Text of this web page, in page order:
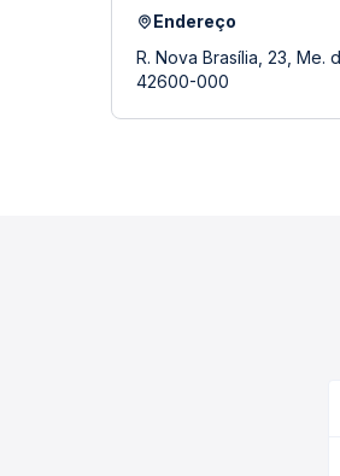
Endereço
R. Nova Brasília, 23, Me.
42600-000